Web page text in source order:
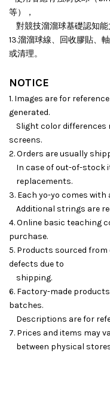
等），
對競技溜溜球基礎認知能
13.溜溜球線、回收膠貼、
或清理。
NOTICE
1. Images are for
generated.
Slight color differences
screens.
2. Orders are usually
In case of out-of-stock
replacements.
3. Each yo-yo comes
Additional strings are
4. Online basic teaching
purchase.
5. Products sourced
defects due to
shipping.
6. Factory-made
batches.
Descriptions are for
7. Prices and items may
between physical